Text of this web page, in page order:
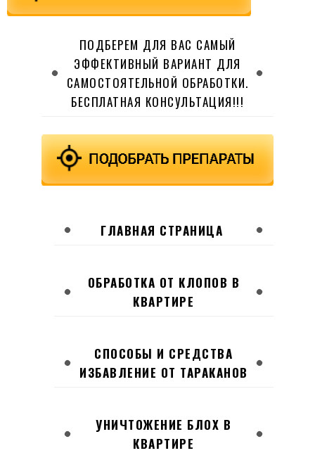
ПОДБЕРЕМ ДЛЯ ВАС САМЫЙ
ЭФФЕКТИВНЫЙ ВАРИАНТ ДЛЯ
САМОСТОЯТЕЛЬНОЙ ОБРАБОТКИ.
БЕСПЛАТНАЯ КОНСУЛЬТАЦИЯ!!!
ГЛАВНАЯ СТРАНИЦА
ОБРАБОТКА ОТ КЛОПОВ В
КВАРТИРЕ
СПОСОБЫ И СРЕДСТВА
ИЗБАВЛЕНИЕ ОТ ТАРАКАНОВ
УНИЧТОЖЕНИЕ БЛОХ В
КВАРТИРЕ